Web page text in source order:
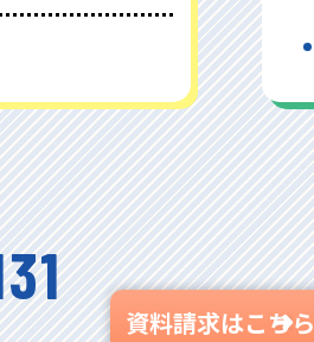
資料請求はこちら